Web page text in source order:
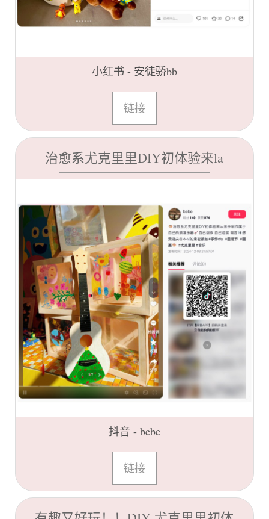
小红书 - 安徒骄bb
链接
治愈系尤克里里DIY初体验来la
抖音 - bebe
链接